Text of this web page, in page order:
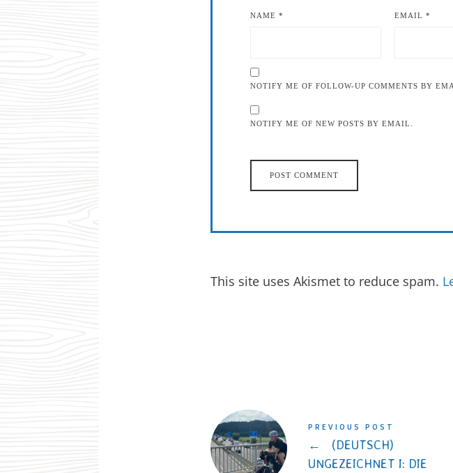
NAME * EMAIL *
NOTIFY ME OF FOLLOW-UP COMMENTS BY
NOTIFY ME OF NEW POSTS BY EMAIL.
This site uses Akismet to reduce spam.
PREVIOUS POST
←
(DEUTSCH)
UNGEZEICHNET I: DIE